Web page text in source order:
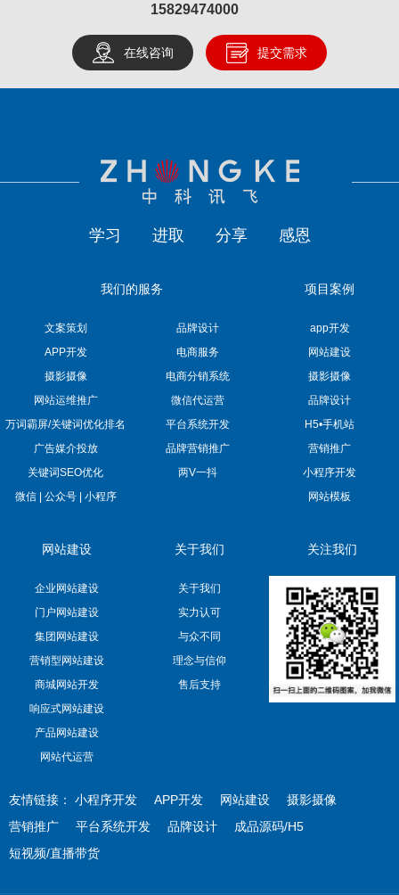
15829474000
在线咨询 提交需求
学习 进取 分享 感恩
我们的服务
文案策划
品牌设计
APP开发
电商服务
摄影摄像
电商分销系统
网站运维推广
微信代运营
万词霸屏/关键词优化排名
平台系统开发
广告媒介投放
品牌营销推广
关键词SEO优化
两V一抖
微信 | 公众号 | 小程序
项目案例
app开发
网站建设
摄影摄像
品牌设计
H5•手机站
营销推广
小程序开发
网站模板
网站建设
企业网站建设
门户网站建设
集团网站建设
营销型网站建设
商城网站开发
响应式网站建设
产品网站建设
网站代运营
关于我们
关于我们
实力认可
与众不同
理念与信仰
售后支持
关注我们
友情链接： 小程序开发 APP开发 网站建设
摄影摄像
营销推广
平台系统开发 品牌设计
成品源码/H5
短视频/直播带货